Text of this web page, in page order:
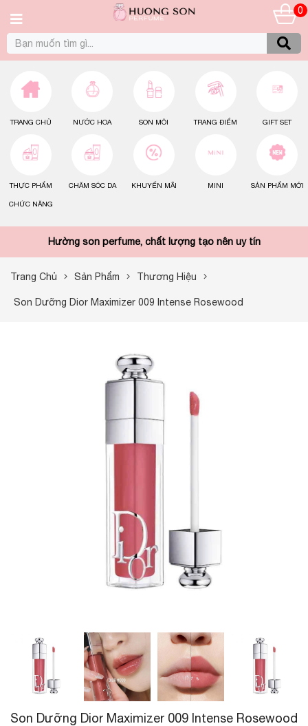
0
TRANG CHỦ NƯỚC HOA SON MÔI TRANG ĐIỂM GIFT SET
THỰC PHẨM
CHỨC NĂNG
CHĂM SÓC DA KHUYẾN MÃI MINI SẢN PHẨM MỚI
Hường son perfume, chất lượng tạo nên uy tín
Trang Chủ Sản Phẩm Thương Hiệu
Son Dưỡng Dior Maximizer 009 Intense Rosewood
Son Dưỡng Dior Maximizer 009 Intense Rosewood